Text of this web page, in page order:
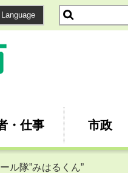
・仕事 市政
ル隊”みはるくん”